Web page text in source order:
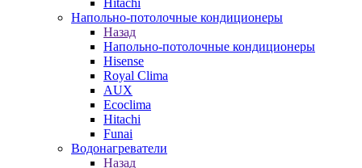
Hitachi
Напольно-потолочные кондиционеры
Назад
Напольно-потолочные кондиционеры
Hisense
Royal Clima
AUX
Ecoclima
Hitachi
Funai
Водонагреватели
Назад